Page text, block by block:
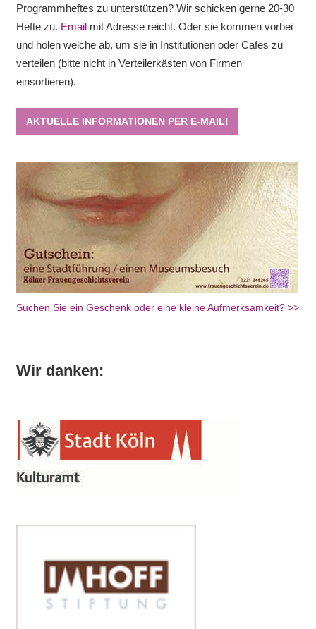
Programmheftes zu unterstützen? Wir schicken gerne 20-30
Hefte zu. Emailmit Adresse reicht. Oder sie kommen vorbei
und holen welche ab, um sie in Institutionen oder Cafes zu
verteilen (bitte nicht in Verteilerkästen von Firmen
einsortieren).
AKTUELLE INFORMATIONEN PER E-MAIL!
Suchen Sie ein Geschenk oder eine kleine Aufmerksamkeit? >>
Wir danken: